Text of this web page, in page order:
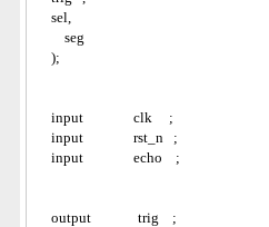
sel,
seg
);
input               clk     ;
input               rst_n   ;
input               echo    ;
output              trig    ;